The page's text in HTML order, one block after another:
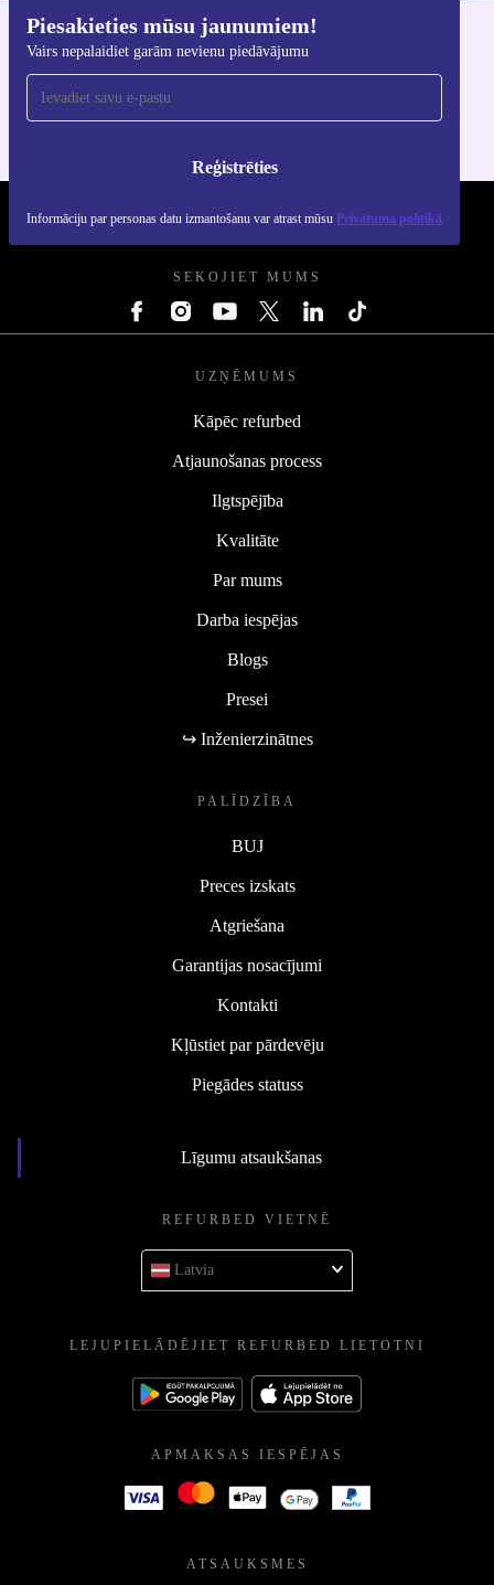
Piesakieties mūsu jaunumiem!
Vairs nepalaidiet garām nevienu piedāvājumu
Reģistrēties
Informāciju par personas datu izmantošanu var atrast mūsu Privātuma politikā
Lejupielādējiet refurbed lietotni
iOS un Android ierīcēm
REFURBED - RETHINK NEW.
SEKOJIET MUMS
UZŅĒMUMS
Kāpēc refurbed
Atjaunošanas process
Ilgtspējība
Kvalitāte
Par mums
Darba iespējas
Blogs
Presei
↪ Inženierzinātnes
PALĪDZĪBA
BUJ
Preces izskats
Atgriešana
Garantijas nosacījumi
Kontakti
Kļūstiet par pārdevēju
Piegādes statuss
Līgumu atsaukšanas
REFURBED VIETNĒ
Latvia
LEJUPIELĀDĒJIET REFURBED LIETOTNI
APMAKSAS IESPĒJAS
ATSAUKSMES